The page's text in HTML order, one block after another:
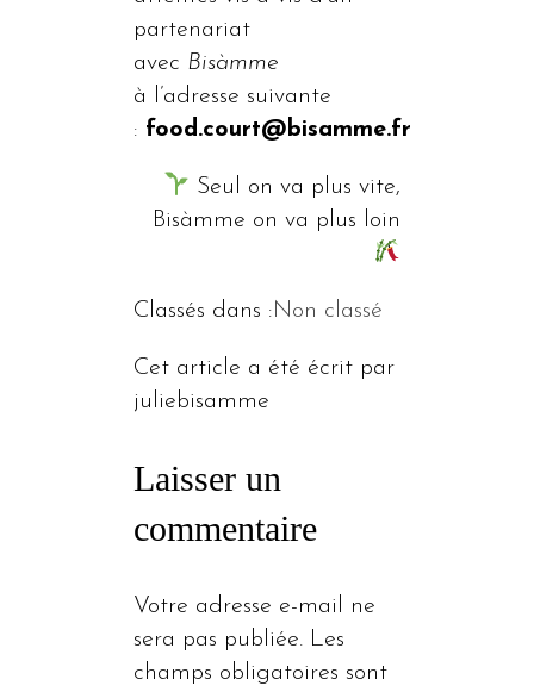
partenariat
avec Bisàmme
à l’adresse suivante
: food.court@bisamme.fr
Seul on va plus vite,
Bisàmme on va plus loin
Classés dans : Non classé
Cet article a été écrit par
juliebisamme
Laisser un
commentaire
Votre adresse e-mail ne
sera pas publiée. Les
champs obligatoires sont